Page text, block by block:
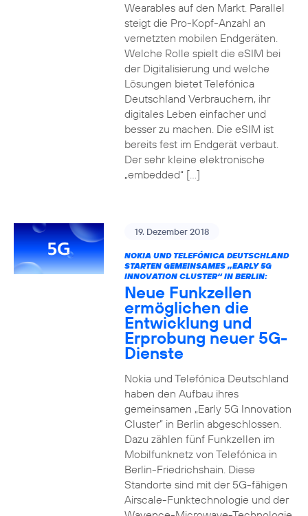
Wearables auf den Markt. Parallel
steigt die Pro-Kopf-Anzahl an
vernetzten mobilen Endgeräten.
Welche Rolle spielt die eSIM bei
der Digitalisierung und welche
Lösungen bietet Telefónica
Deutschland Verbrauchern, ihr
digitales Leben einfacher und
besser zu machen. Die eSIM ist
bereits fest im Endgerät verbaut.
Der sehr kleine elektronische
„embedded“ […]
19. Dezember 2018
NOKIA UND TELEFÓNICA DEUTSCHLAND
STARTEN GEMEINSAMES „EARLY 5G
INNOVATION CLUSTER“ IN BERLIN:
Neue Funkzellen
ermöglichen die
Entwicklung und
Erprobung neuer 5G-
Dienste
Nokia und Telefónica Deutschland
haben den Aufbau ihres
gemeinsamen „Early 5G Innovation
Cluster” in Berlin abgeschlossen.
Dazu zählen fünf Funkzellen im
Mobilfunknetz von Telefónica in
Berlin-Friedrichshain. Diese
Standorte sind mit der 5G-fähigen
Airscale-Funktechnologie und der